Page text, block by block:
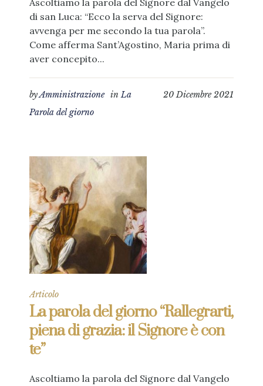
Ascoltiamo la parola del Signore dal Vangelo
di san Luca: “Ecco la serva del Signore:
avvenga per me secondo la tua parola”.
Come afferma Sant’Agostino, Maria prima di
aver concepito...
20 Dicembre 2021
byAmministrazione inLa
Parola del giorno
Articolo
La parola del giorno “Rallegrarti,
piena di grazia: il Signore è con
te”
Ascoltiamo la parola del Signore dal Vangelo